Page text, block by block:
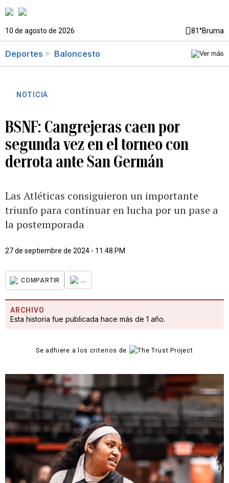
10 de agosto de 2026 81°Bruma
Deportes Baloncesto
NOTICIA
BSNF: Cangrejeras caen por
segunda vez en el torneo con
derrota ante San Germán
Las Atléticas consiguieron un importante
triunfo para continuar en lucha por un pase a
la postemporada
27 de septiembre de 2024 - 11:48 PM
COMPARTIR ...
ARCHIVO
Esta historia fue publicada hace más de 1 año.
Se adhiere a los criterios de